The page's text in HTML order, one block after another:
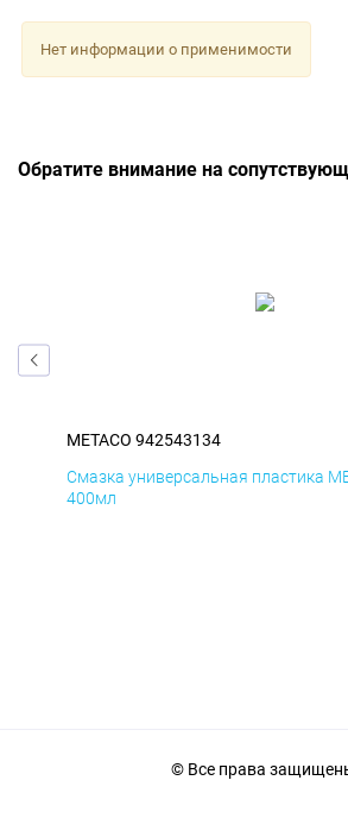
Нет информации о применимости
Обратите внимание на
METACO 942543134
Смазка универсальная пластика
400мл
© Все права